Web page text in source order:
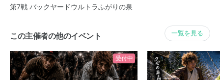
第7戦 バックヤードウルトラふがりの泉
この主催者の他のイベント 一覧を見る
受付中